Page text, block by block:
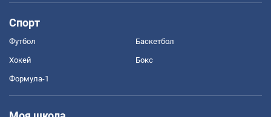
Спорт
Футбол Баскетбол
Хокей Бокс
Формула-1